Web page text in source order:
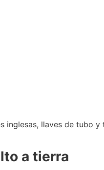
inglesas, llaves de tubo
a tierra